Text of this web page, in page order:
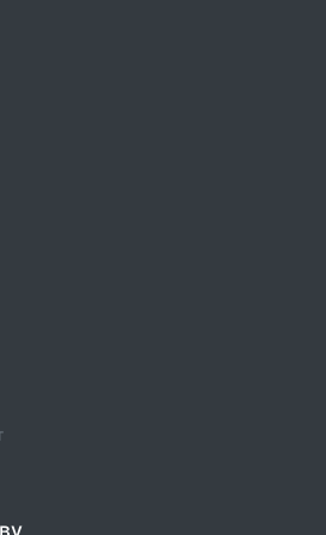
отделения - официальная
ГИБДД ОМВД России
р-ну Чеченской
отделения - официальная
ГИБДД ОМВД России
Чеченской
с адресами, телефонами.
отделения - официальная
ОМВД России по Ножай-